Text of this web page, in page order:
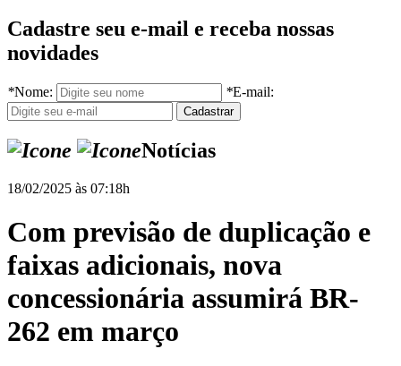
Cadastre seu e-mail e receba nossas
novidades
*Nome: *E-mail:
Notícias
18/02/2025 às 07:18h
Com previsão de duplicação e
faixas adicionais, nova
concessionária assumirá BR-
262 em março